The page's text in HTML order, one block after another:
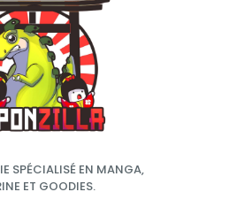
SPÉCIALISÉ EN MANGA,
ET GOODIES.